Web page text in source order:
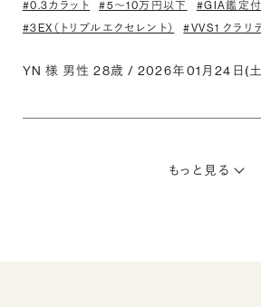
#0.3カラット #5〜10万円以下
#GIA鑑定
#3EX（トリプルエクセレント）
#VVS1 クラリ
YN 様 男性 28歳 / 2026年01月24日(
もっと見る